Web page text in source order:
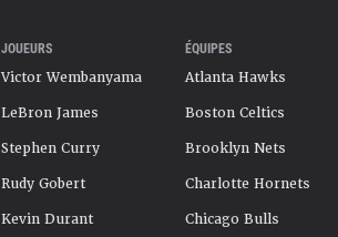
JOUEURS
Victor Wembanyama
LeBron James
Stephen Curry
Rudy Gobert
Kevin Durant
ÉQUIPES
Atlanta Hawks
Boston Celtics
Brooklyn Nets
Charlotte Hornets
Chicago Bulls